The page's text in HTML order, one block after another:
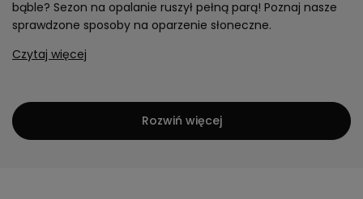
bąble? Sezon na opalanie ruszył pełną parą! Poznaj nasze
sprawdzone sposoby na oparzenie słoneczne.
Czytaj więcej
Rozwiń więcej